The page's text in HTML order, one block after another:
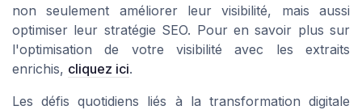
non seulement améliorer leur visibilité, mais aussi
optimiser leur stratégie SEO. Pour en savoir plus sur
l'optimisation de votre visibilité avec les extraits
enrichis, cliquez ici.
Les défis quotidiens liés à la transformation digitale